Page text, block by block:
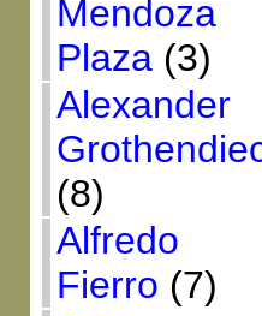
Mendoza
Plaza(3)
Alexander
(8)
Alfredo
Fierro (7)